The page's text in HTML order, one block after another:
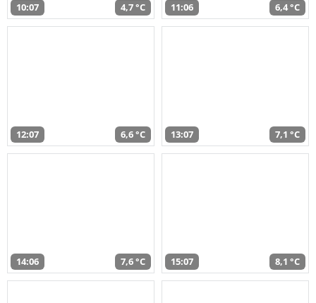
10:07 4,7 °C 11:06 6,4 °C
12:07 6,6 °C 13:07 7,1 °C
14:06 7,6 °C 15:07 8,1 °C